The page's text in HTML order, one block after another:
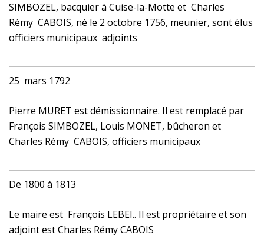
SIMBOZEL, bacquier à Cuise-la­-Motte et Charles
Rémy CABOIS, né le 2 octobre 1756, meunier, sont élus
officiers municipaux adjoints
25 mars 1792
Pierre MURET est démissionnaire. Il est remplacé par
François SIMBOZEL, Louis MONET, bûcheron et
Charles Rémy CABOIS, officiers municipaux
De 1800 à 1813
Le maire est François LEBEI.. Il est propriétaire et son
adjoint est Charles Rémy CABOIS